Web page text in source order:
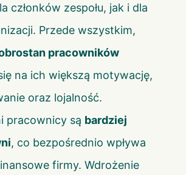
członków zespołu, jak i dla
Przede wszystkim,
pracowników
na ich większą motywację,
oraz lojalność.
pracownicy są bardziej
, co bezpośrednio wpływa
firmy. Wdrożenie